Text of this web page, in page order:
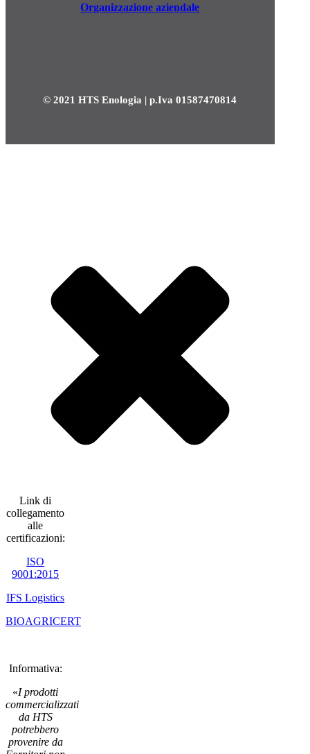
Organizzazione aziendale
© 2021 HTS Enologia | p.Iva 01587470814
Link di
collegamento
alle
certificazioni:
ISO
9001:2015
IFS Logistics
BIOAGRICERT
Informativa:
«I prodotti
commercializzati
da HTS
potrebbero
provenire da